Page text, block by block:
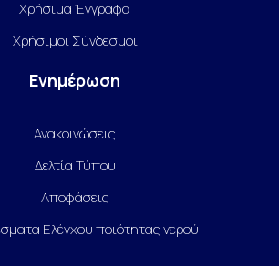
Χρήσιμα Έγγραφα
Χρήσιμοι Σύνδεσμοι
Ενημέρωση
Ανακοινώσεις
Δελτία Τύπου
Αποφάσεις
Ελέγχου ποιότητας νερού